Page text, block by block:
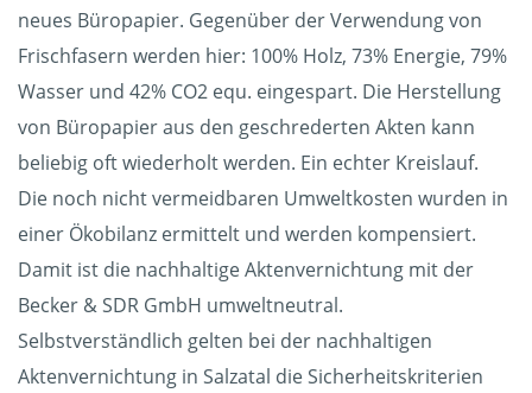
neues Büropapier. Gegenüber der Verwendung von
Frischfasern werden hier: 100% Holz, 73% Energie, 79%
Wasser und 42% CO2 equ. eingespart. Die Herstellung
von Büropapier aus den geschrederten Akten kann
beliebig oft wiederholt werden. Ein echter Kreislauf.
Die noch nicht vermeidbaren Umweltkosten wurden in
einer Ökobilanz ermittelt und werden kompensiert.
Damit ist die nachhaltige Aktenvernichtung mit der
Becker & SDR GmbH umweltneutral.
Selbstverständlich gelten bei der nachhaltigen
Aktenvernichtung in Salzatal die Sicherheitskriterien